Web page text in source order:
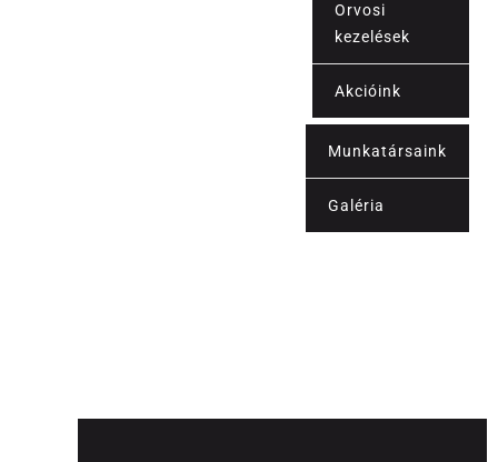
Orvosi
kezelések
Akcióink
Munkatársaink
Galéria